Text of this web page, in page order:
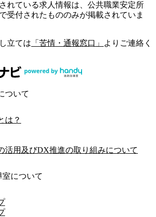
れている求人情報は、公共職業安定所
受付されたもののみが掲載されていま
立ては 「苦情・通報窓口」
よりご連絡く
ついて
は？
活用及びDX推進の取り組みについて
室について